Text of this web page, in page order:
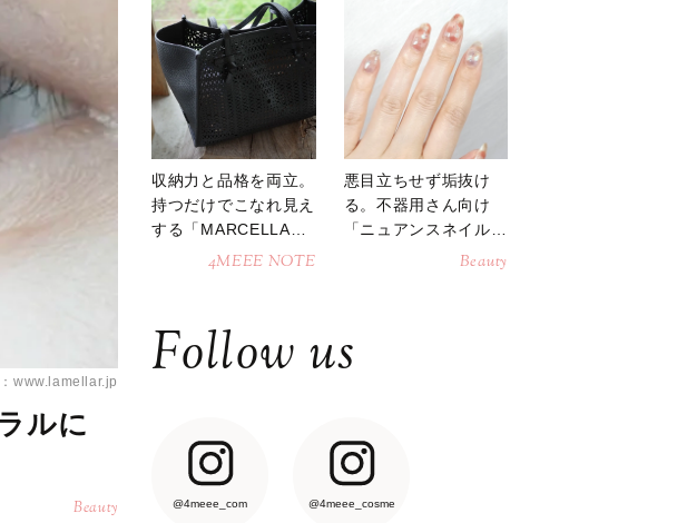
www.lamellar.jp
ルに
Beauty
収納力と品格を両立。
持つだけでこなれ見え
する「MARCELLAト
ートバッグ」4MEEE NOTE
悪目立ちせず垢抜け
る。不器用さん向け
「ニュアンスネイル」
Beauty
Follow us
@4meee_com @4meee_cosme